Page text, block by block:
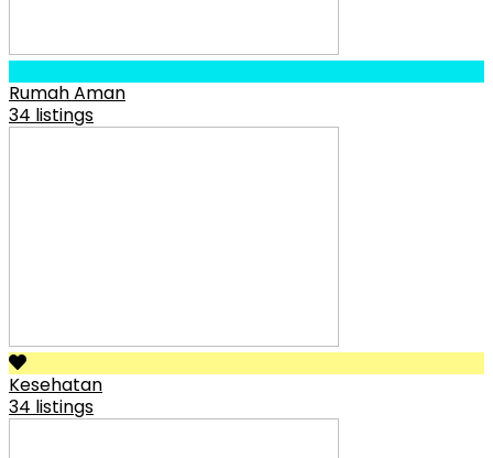
Rumah Aman
34 listings
Kesehatan
34 listings